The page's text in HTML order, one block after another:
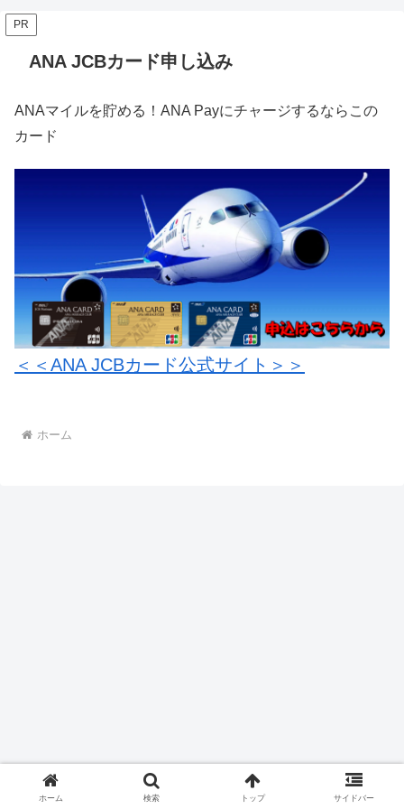
PR
ANA JCBカード申し込み
ANAマイルを貯める！ANA Payにチャージするならこの
カード
＜＜ANA JCBカード公式サイト＞＞
ホーム
ホーム 検索 トップ サイドバー